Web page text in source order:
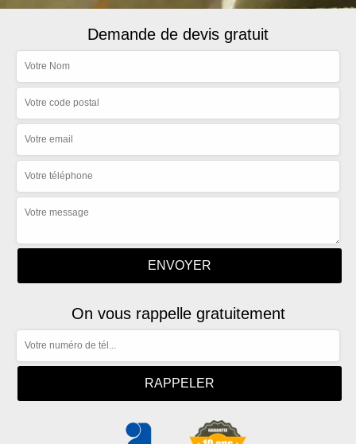
Demande de devis gratuit
On vous rappelle gratuitement